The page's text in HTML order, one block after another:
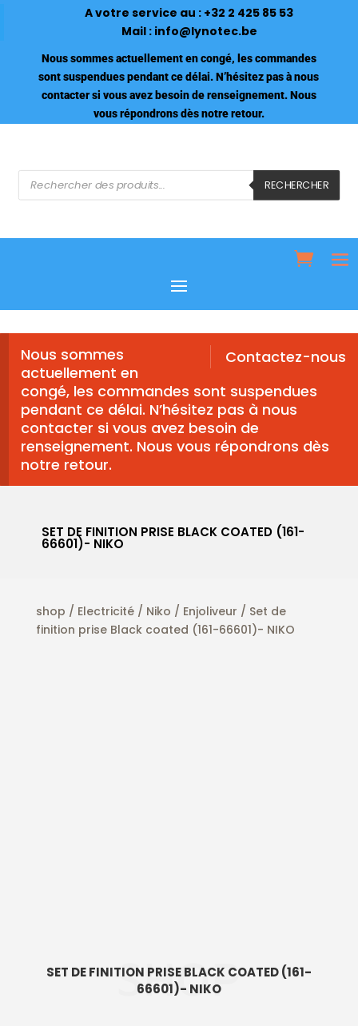
A votre service au : +32 2 425 85 53
Mail : info@lynotec.be
Nous sommes actuellement en congé, les commandes
sont suspendues pendant ce délai. N’hésitez pas à nous
contacter si vous avez besoin de renseignement. Nous
vous répondrons dès notre retour.
Recherche
de
produits
RECHERCHER
Contactez-nous
Nous sommes
actuellement en
congé, les commandes sont suspendues
pendant ce délai. N’hésitez pas à nous
contacter si vous avez besoin de
renseignement. Nous vous répondrons dès
notre retour.
SET DE FINITION PRISE BLACK COATED (161-
66601)- NIKO
shop / Electricité/ Niko / Enjoliveur / Set de
finition prise Black coated (161-66601)- NIKO
SHOP
SET DE FINITION PRISE BLACK COATED (161-
66601)- NIKO